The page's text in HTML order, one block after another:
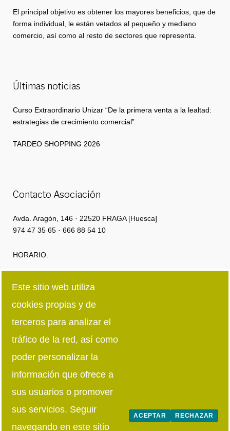
El principal objetivo es obtener los mayores beneficios, que de
forma individual, le están vetados al pequeño y mediano
comercio, así como al resto de sectores que representa.
Últimas noticias
Curso Extraordinario Unizar “De la primera venta a la lealtad:
estrategias de crecimiento comercial”
TARDEO SHOPPING 2026
Contacto Asociación
Avda. Aragón, 146 · 22520 FRAGA [Huesca]
974 47 35 65 · 666 88 54 10
HORARIO.
Viernes: 8:00h · 15:00h
Síguenos en redes sociales
Este sitio web utiliza
cookies propias y de
terceros para analizar el
tráfico de la red, así como
poder personalizar la
información que ofrece a
sus usuarios o promover
sus servicios. Seguir
navegando en este sitio
ACEPTAR RECHAZAR